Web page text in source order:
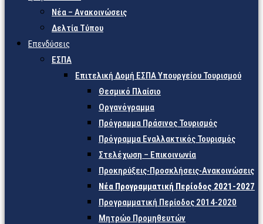
Νέα – Ανακοινώσεις
Δελτία Τύπου
Επενδύσεις
ΕΣΠΑ
Επιτελική Δομή ΕΣΠΑ Υπουργείου Τουρισμού
Θεσμικό Πλαίσιο
Οργανόγραμμα
Πρόγραμμα Πράσινος Τουρισμός
Πρόγραμμα Εναλλακτικός Τουρισμός
Στελέχωση – Επικοινωνία
Προκηρύξεις-Προσκλήσεις-Ανακοινώσεις
Νέα Προγραμματική Περίοδος 2021-2027
Προγραμματική Περίοδος 2014-2020
Μητρώο Προμηθευτών